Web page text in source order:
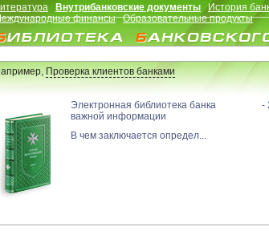
Внутрибанковские документы История
финансы
Образовательные продукты
Проверка клиентов банками
Электронная библиотека банка - 24
важной информации
В чем заключается определ...